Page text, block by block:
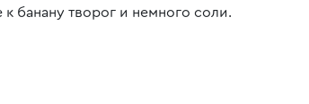
к банану творог и немного соли.